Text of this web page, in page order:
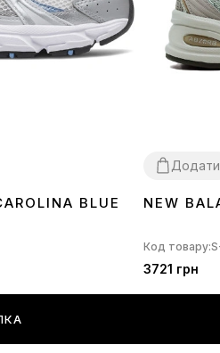
BLUE
Додати
3637 3839
NEW
Код товару:
3721 грн